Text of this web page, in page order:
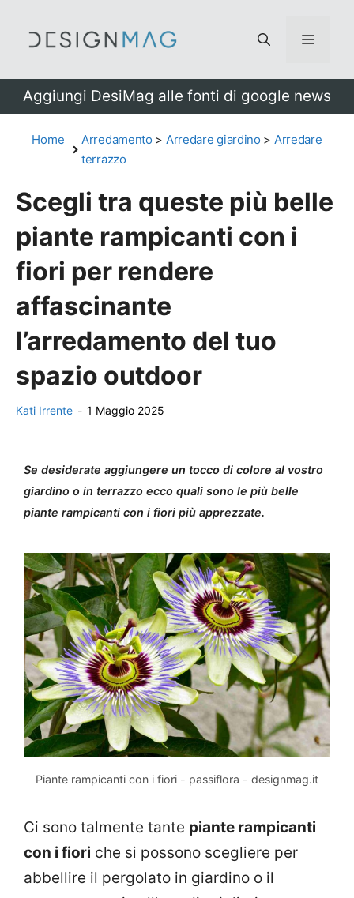
Menu
Aggiungi DesiMag alle fonti di google news
Home Arredamento > Arredare giardino > Arredare
terrazzo
Scegli tra queste più belle
piante rampicanti con i
fiori per rendere
affascinante
l’arredamento del tuo
spazio outdoor
Kati Irrente - 1 Maggio 2025
Se desiderate aggiungere un tocco di colore al vostro
giardino o in terrazzo ecco quali sono le più belle
piante rampicanti con i fiori più apprezzate.
Piante rampicanti con i fiori - passiflora - designmag.it
Ci sono talmente tante piante rampicanti
con i fiori che si possono scegliere per
abbellire il pergolato in giardino o il